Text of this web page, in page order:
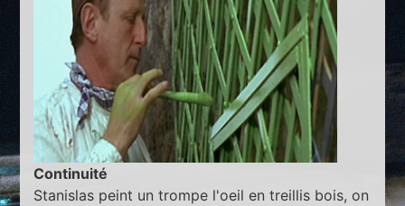
Continuité
Stanislas peint un trompe l'oeil en treillis bois, on